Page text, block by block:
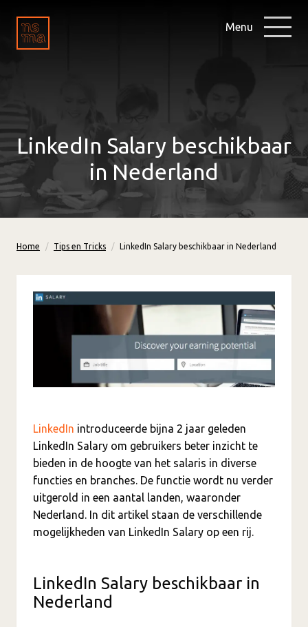
Menu
LinkedIn Salary beschikbaar
in Nederland
Home Tips en Tricks LinkedIn Salary beschikbaar in Nederland
LinkedIn introduceerde bijna 2 jaar geleden
LinkedIn Salary om gebruikers beter inzicht te
bieden in de hoogte van het salaris in diverse
functies en branches. De functie wordt nu verder
uitgerold in een aantal landen, waaronder
Nederland. In dit artikel staan de verschillende
mogelijkheden van LinkedIn Salary op een rij.
LinkedIn Salary beschikbaar in
Nederland